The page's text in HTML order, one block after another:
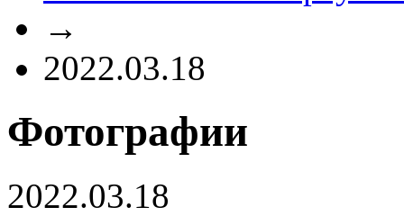
→
2022.03.18
Фотографии
2022.03.18